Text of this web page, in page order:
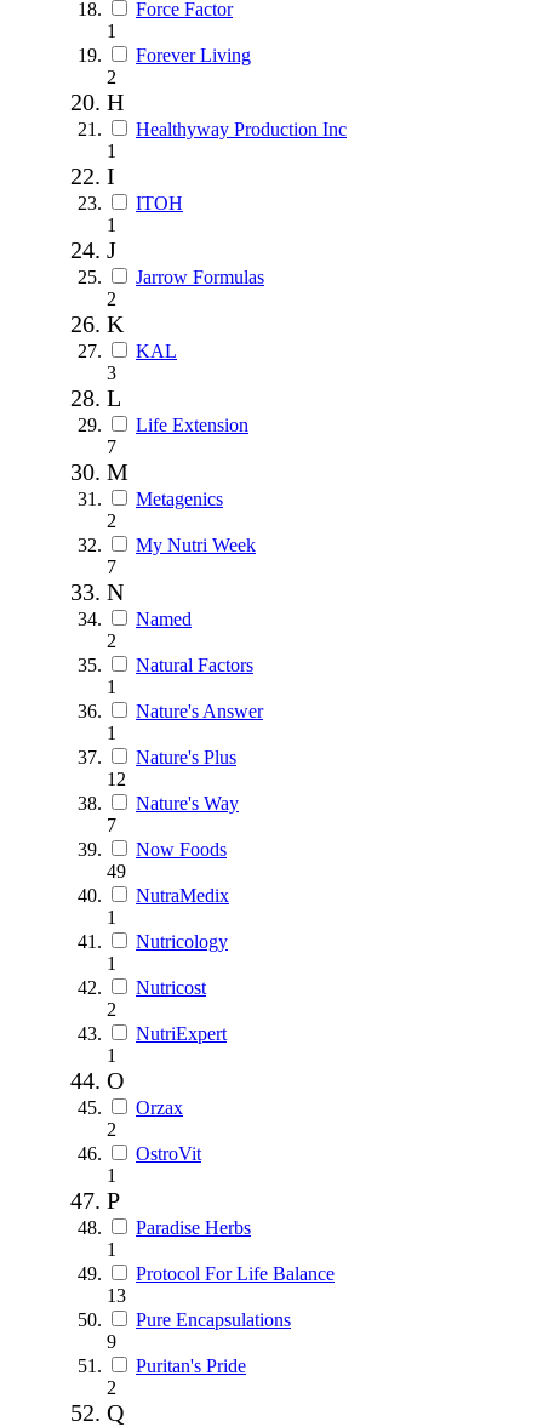
Force Factor
1
Forever Living
2
H
Healthyway Production Inc
1
I
ITOH
1
J
Jarrow Formulas
2
K
KAL
3
L
Life Extension
7
M
Metagenics
2
My Nutri Week
7
N
Named
2
Natural Factors
1
Nature's Answer
1
Nature's Plus
12
Nature's Way
7
Now Foods
49
NutraMedix
1
Nutricology
1
Nutricost
2
NutriExpert
1
O
Orzax
2
OstroVit
1
P
Paradise Herbs
1
Protocol For Life Balance
13
Pure Encapsulations
9
Puritan's Pride
2
Q